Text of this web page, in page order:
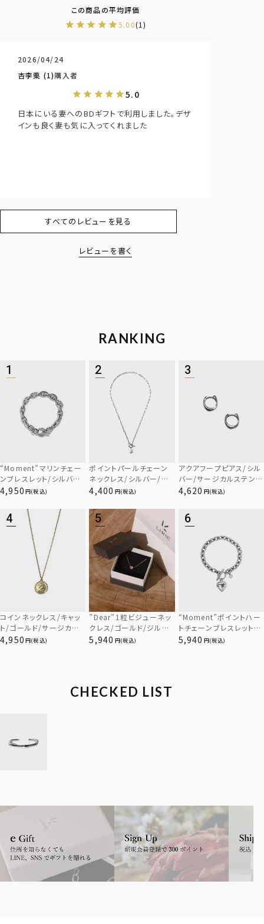
5.00 1
杏李栗 1 購入者
2026/04/24
日本にいる妻へのBDギフトで利用しました。デザ
インも良く妻も気に入ってくれました
すべてのレビューを見る
レビューを書く
RANKING
“Moment”マリンチェー
ンブレスレット/シルバー/
サージカルステンレス31
4,950 (税込)
ポイントパールチェーン
ネックレス/シルバー/サ
ージカルステンレス316L
4,400 (税込)
アクアフープピアス/シル
バー/サージカルステンレ
ス316L
4,620 (税込)
コインネックレス/キャッ
ト/ゴールド/サージカル
ステンレス
4,950 (税込)
”Dear”1粒ビジューネッ
クレス/ゴールド/ジルコ
ニア/スペシャルパッケー
5,940 (税込)
“Moment”ポイントハー
トチェーンブレスレット/
シルバー/サージカルステ
5,940 (税込)
CHECKED LIST